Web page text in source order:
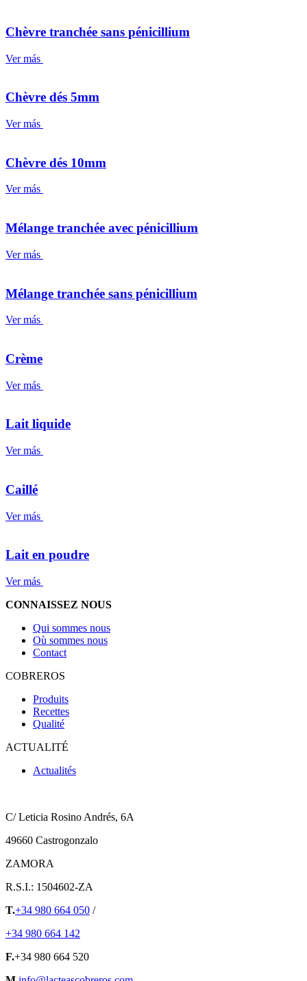
Chèvre tranchée sans pénicillium
Ver más
Chèvre dés 5mm
Ver más
Chèvre dés 10mm
Ver más
Mélange tranchée avec pénicillium
Ver más
Mélange tranchée sans pénicillium
Ver más
Crème
Ver más
Lait liquide
Ver más
Caillé
Ver más
Lait en poudre
Ver más
CONNAISSEZ NOUS
Qui sommes nous
Où sommes nous
Contact
COBREROS
Produits
Recettes
Qualité
ACTUALITÉ
Actualités
C/ Leticia Rosino Andrés, 6A
49660 Castrogonzalo
ZAMORA
R.S.I.: 1504602-ZA
T.+34 980 664 050 /
+34 980 664 142
F.+34 980 664 520